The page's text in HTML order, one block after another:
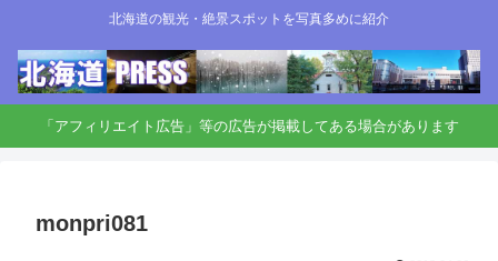
北海道の観光・絶景スポットを写真多めに紹介
「アフィリエイト広告」等の広告が掲載してある場合があります
monpri081